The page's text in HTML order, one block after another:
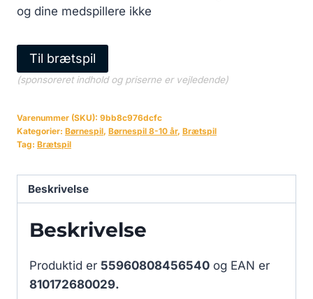
og dine medspillere ikke
Til brætspil
(sponsoreret indhold og priserne er vejledende)
Varenummer (SKU): 9bb8c976dcfc
Kategorier: Børnespil, Børnespil 8-10 år, Brætspil
Tag: Brætspil
Beskrivelse
Beskrivelse
Produktid er 55960808456540 og EAN er
810172680029.